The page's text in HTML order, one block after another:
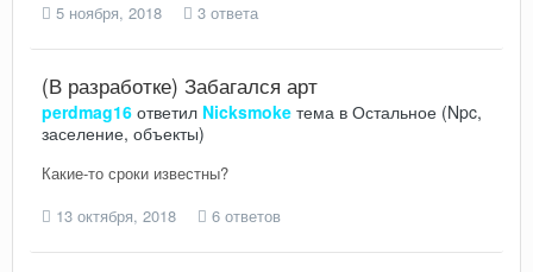
5 ноября, 2018
3 ответа
(В разработке) Забагался арт
perdmag16 ответил Nicksmoke тема в Остальное (Npc,
заселение, объекты)
Какие-то сроки известны?
13 октября, 2018
6 ответов